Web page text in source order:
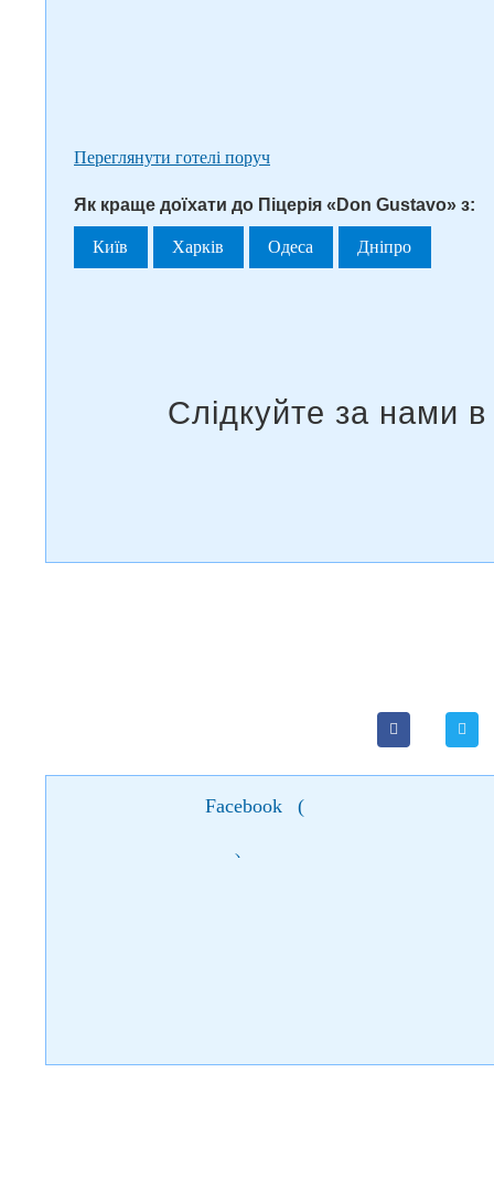
Переглянути готелі поруч
Як краще доїхати до Піцерія «Don Gustavo» з:
Київ Харків Одеса Дніпро
Facebook (
)